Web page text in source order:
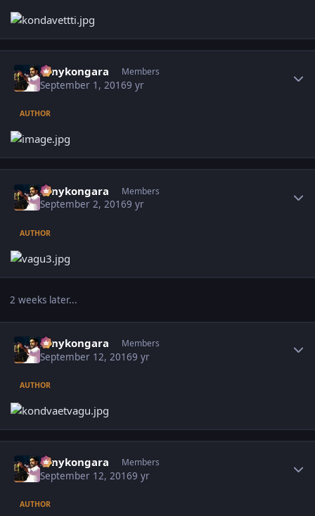
sonykongara Members
September 1, 20169 yr
AUTHOR
sonykongara Members
September 2, 20169 yr
AUTHOR
2 weeks later...
sonykongara Members
September 12, 20169 yr
AUTHOR
sonykongara Members
September 12, 20169 yr
AUTHOR